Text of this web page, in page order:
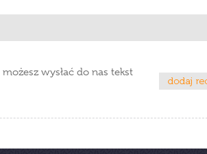
wysłać do nas tekst